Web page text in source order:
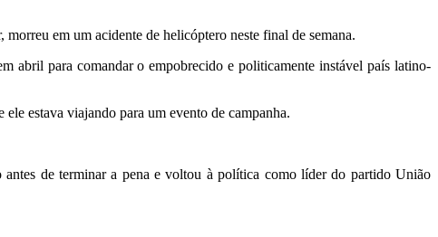
em um acidente de helicóptero neste final de semana.
abril para comandar o empobrecido e politicamente instável país latino-
estava viajando para um evento de campanha.
de terminar a pena e voltou à política como líder do partido União